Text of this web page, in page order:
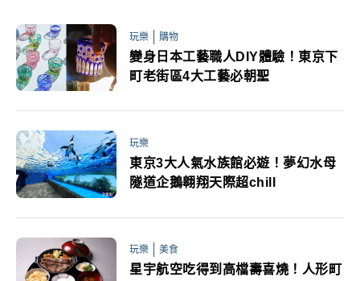
玩樂 購物
變身日本工藝職人DIY體驗！東京下
町老街區4大工藝必朝聖
玩樂
東京3大人氣水族館必遊！夢幻水母
隧道企鵝翱翔天際超chill
玩樂 美食
星宇航空吃得到高檔壽喜燒！人形町